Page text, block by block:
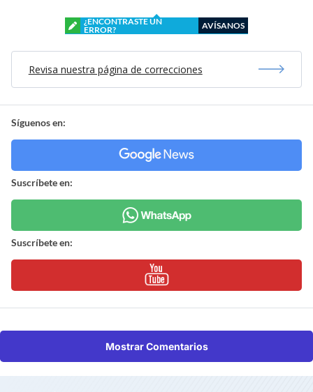
¿ENCONTRASTE UN
ERROR?
AVÍSANOS
Revisa nuestra página de correcciones
Síguenos en:
Suscríbete en:
Suscríbete en:
Mostrar Comentarios